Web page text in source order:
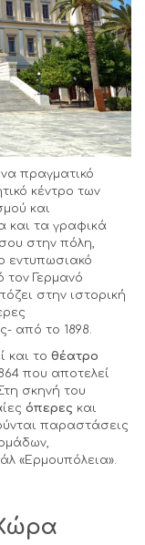
πραγματικό
κέντρο των
και
και τα γραφικά
στην πόλη,
εντυπωσιακό
Γερμανό
στην ιστορική
από το 1898.
και το θέατρο
που αποτελεί
σκηνή του
όπερες και
παραστάσεις
«Ερμουπόλεια».